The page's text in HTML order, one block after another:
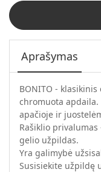
Aprašymas
BONITO -
chromuota
apačioje ir
Rašiklio
gelio užpildas.
Yra galimybė
Susisiekite užpildę